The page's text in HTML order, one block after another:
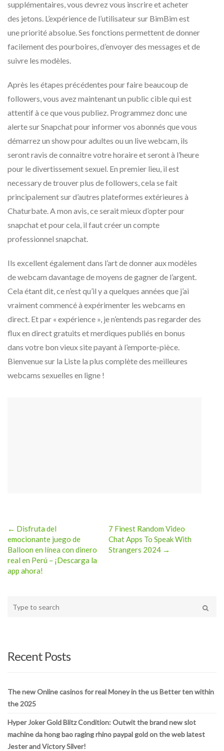
supplémentaires, vous devrez vous inscrire et acheter
des jetons. L’expérience de l’utilisateur sur BimBim est
une priorité absolue. Ses fonctions permettent de donner
facilement des pourboires, d’envoyer des messages et de
suivre les modèles.
Après les étapes précédentes pour faire beaucoup de
followers, vous avez maintenant un public cible qui est
attentif à ce que vous publiez. Programmez donc une
alerte sur Snapchat pour informer vos abonnés que vous
démarrez un show pour adultes ou un live webcam, ils
seront ravis de connaitre votre horaire et seront à l’heure
pour le divertissement sexuel. En premier lieu, il est
necessary de trouver plus de followers, cela se fait
principalement sur d’autres plateformes extérieures à
Chaturbate. A mon avis, ce serait mieux d’opter pour
snapchat et pour cela, il faut créer un compte
professionnel snapchat.
Ils excellent également dans l’art de donner aux modèles
de webcam davantage de moyens de gagner de l’argent.
Cela étant dit, ce n’est qu’il y a quelques années que j’ai
vraiment commencé à expérimenter les webcams en
direct. Et par « expérience », je n’entends pas regarder des
flux en direct gratuits et merdiques publiés en bonus
dans votre bon vieux site payant à l’emporte-pièce.
Bienvenue sur la Liste la plus complète des meilleures
webcams sexuelles en ligne !
Post
navigation
← Disfruta del
emocionante juego de
Balloon en línea con dinero
real en Perú – ¡Descarga la
app ahora!
7 Finest Random Video
Chat Apps To Speak With
Strangers 2024 →
your
Recent Posts
The new Online casinos for real Money in the us Better ten within
the 2025
Hyper Joker Gold Blitz Condition: Outwit the brand new slot
machine da hong bao raging rhino paypal gold on the web latest
Jester and Victory Silver!